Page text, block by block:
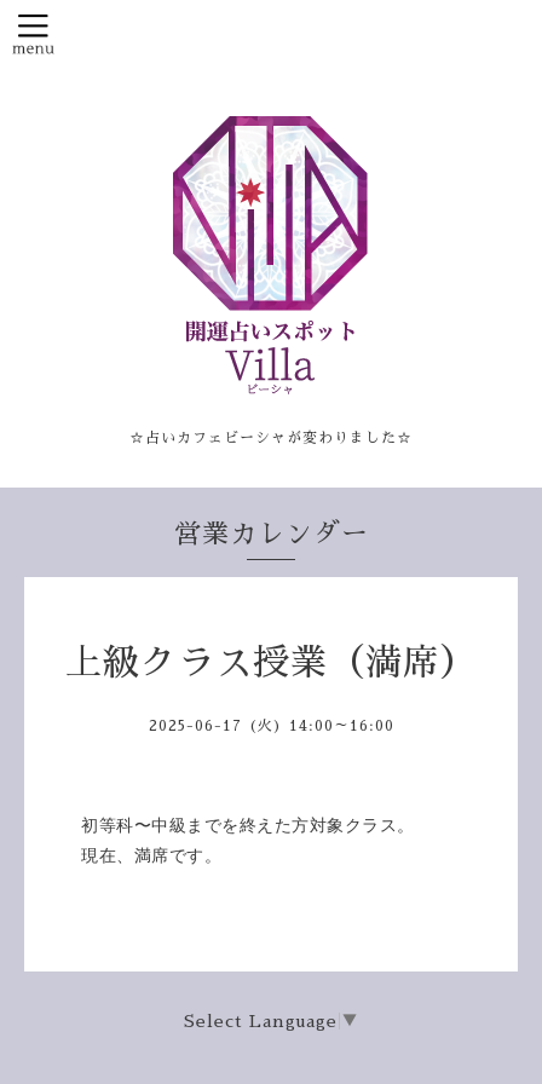
☆占いカフェビーシャが変わりました☆
営業カレンダー
上級クラス授業（満席）
2025-06-17 (火) 14:00～16:00
初等科〜中級までを終えた方対象クラス。
現在、満席です。
Select Language ▼